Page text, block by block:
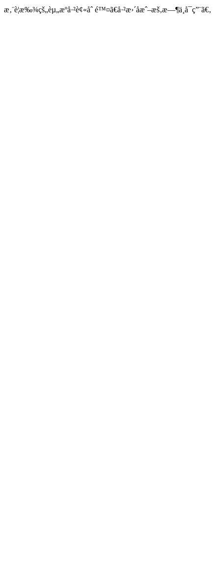
æ‚¨è¦æ‰¾çš„èµ„æºå·²è¢«åˆ é™¤ã€å·²æ›´åæˆ–æš‚æ—¶ä¸å¯ç”¨ã€‚